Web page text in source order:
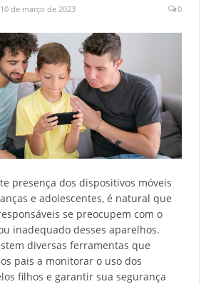
10 de março de 2023 0
presença dos dispositivos móveis
e adolescentes, é natural que
se preocupem com o
inadequado desses aparelhos.
diversas ferramentas que
pais a monitorar o uso dos
filhos e garantir sua segurança